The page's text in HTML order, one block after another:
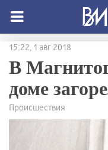
15:22, 1 авг 2018
В
доме
Происшествия